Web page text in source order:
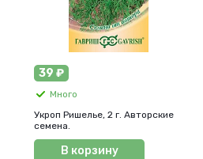
39 ₽
Много
Укроп Ришелье, 2 г. Авторские
семена.
В корзину